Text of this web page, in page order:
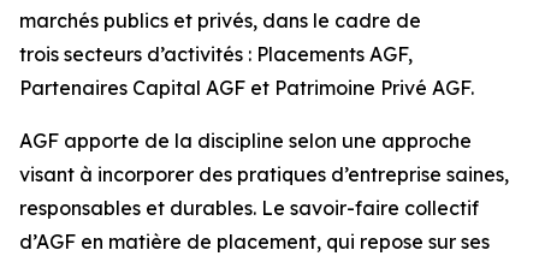
marchés publics et privés, dans le cadre de
trois secteurs d’activités : Placements AGF,
Partenaires Capital AGF et Patrimoine Privé AGF.
AGF apporte de la discipline selon une approche
visant à incorporer des pratiques d’entreprise saines,
responsables et durables. Le savoir-faire collectif
d’AGF en matière de placement, qui repose sur ses